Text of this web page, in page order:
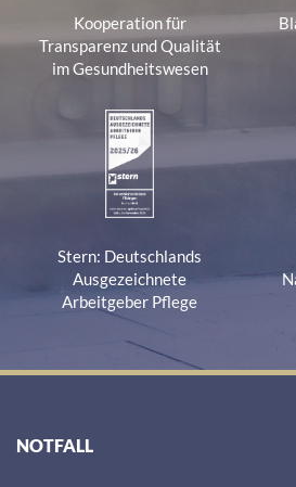
Kooperation für
Transparenz und Qualität
im Gesundheitswesen
Stern: Deutschlands
Ausgezeichnete
Arbeitgeber Pflege
NOTFALL